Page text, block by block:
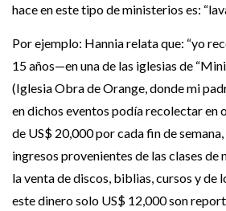
hace en este tipo de ministerios es:
Por ejemplo: Hannia relata que: “yo
15 años—en una de las iglesias de
(Iglesia Obra de Orange, donde mi
en dichos eventos podía recolectar en
de US$ 20,000 por cada fin de
ingresos provenientes de las clases de
la venta de discos, biblias, cursos y de
este dinero solo US$ 12,000 son